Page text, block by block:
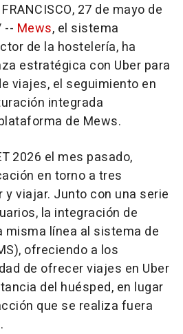
, 27 de mayo de
-- Mews, el sistema
de la hostelería, ha
estratégica con Uber para
viajes, el seguimiento en
integrada
de Mews.
2026 el mes pasado,
en torno a tres
y viajar. Junto con una serie
la integración de
misma línea al sistema de
ofreciendo a los
de ofrecer viajes en Uber
del huésped, en lugar
que se realiza fuera